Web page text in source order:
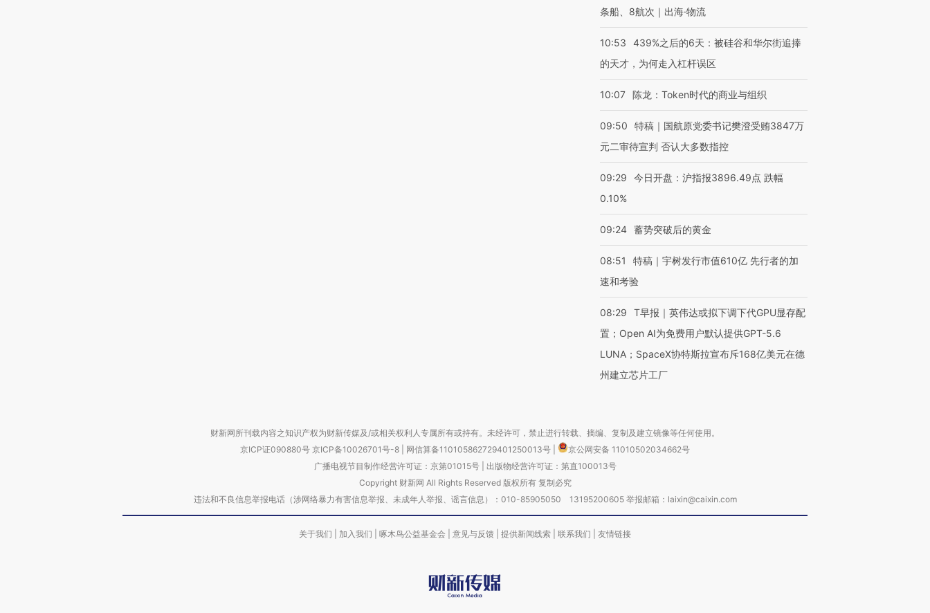
条船、8航次｜出海·物流
10:53
439%之后的6天：被硅谷和华尔街追捧
的天才，为何走入杠杆误区
10:07 陈龙：Token时代的商业与组织
09:50
特稿｜国航原党委书记樊澄受贿3847万
元二审待宣判 否认大多数指控
09:29
今日开盘：沪指报3896.49点 跌幅
0.10%
09:24 蓄势突破后的黄金
08:51
特稿｜宇树发行市值610亿 先行者的加
速和考验
08:29
T早报｜英伟达或拟下调下代GPU显存配
置；Open AI为免费用户默认提供GPT-5.6
LUNA；SpaceX协特斯拉宣布斥168亿美元在德
州建立芯片工厂
财新网所刊载内容之知识产权为财新传媒及/或相关权利人专属所有或持有。未经许可，禁止进行转载、摘编、复制及建立镜像等任何使用。
京ICP证090880号 京ICP备10026701号-8 网信算备110105862729401250013号
京公网安备 11010502034662号
广播电视节目制作经营许可证：京第01015号| 出版物经营许可证：第直100013号
Copyright 财新网 All Rights Reserved 版权所有 复制必究
违法和不良信息举报电话（涉网络暴力有害信息举报、未成年人举报、谣言信息）：010-85905050 13195200605 举报邮箱：laixin@caixin.com
关于我们 加入我们 啄木鸟公益基金会 意见与反馈 提供新闻线索 联系我们 友情链接